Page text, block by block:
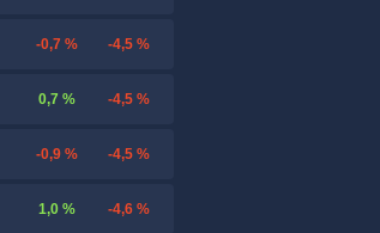
-0,7 % -4,5 %
0,7 % -4,5 %
-0,9 % -4,5 %
1,0 % -4,6 %